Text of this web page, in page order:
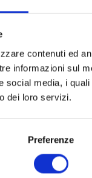
contenuti ed
informazioni sul
social media, i
dei loro servizi.
Preferenze